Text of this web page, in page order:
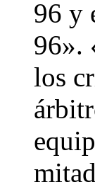
96 y
96».
los